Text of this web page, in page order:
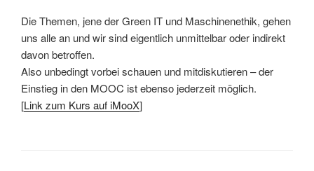
Die Themen, jene der Green IT und Maschinenethik, gehen
uns alle an und wir sind eigentlich unmittelbar oder indirekt
davon betroffen.
Also unbedingt vorbei schauen und mitdiskutieren – der
Einstieg in den MOOC ist ebenso jederzeit möglich.
[Link zum Kurs auf iMooX]